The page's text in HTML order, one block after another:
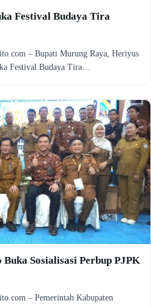
Festival Budaya Tira
– Bupati Murung Raya, Heriyus
Festival Budaya Tira…
Sosialisasi Perbup PJPK
– Pemerintah Kabupaten